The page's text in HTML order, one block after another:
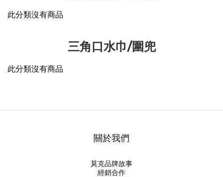
此分類沒有商品
三角口水巾/圍兜
此分類沒有商品
關於我們
莫克品牌故事
經銷合作